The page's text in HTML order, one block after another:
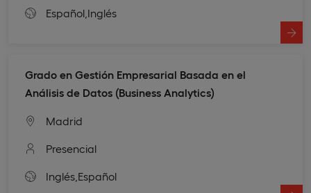
Español, Inglés
Grado en Gestión Empresarial Basada en el
Análisis de Datos (Business Analytics)
Madrid
Presencial
Inglés, Español